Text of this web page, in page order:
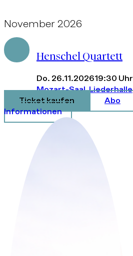
November 2026
Ebene 2 Platzhalter
Henschel Quartett
Do. 26.11.202619:30 Uhr
Mozart-Saal, Liederhalle
Ticket kaufen
Abo
Informationen